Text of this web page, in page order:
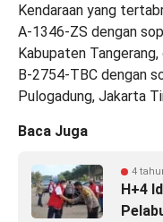
Kendaraan yang
A-1346-ZS dengan
Kabupaten Tangerang,
B-2754-TBC dengan
Pulogadung, Jakarta
Baca Juga
4
H+4